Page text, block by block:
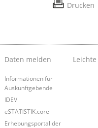
Drucken
Daten melden
Informationen für
Auskunftgebende
IDEV
eSTATISTIK.core
Erhebungsportal der